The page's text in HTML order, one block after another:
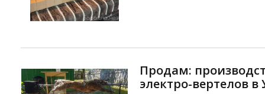
Продам:
электро-вертелов в